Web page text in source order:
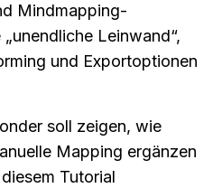
Mindmapping-
Leinwand“,
und Exportoptionen
soll zeigen, wie
Mapping ergänzen
Tutorial